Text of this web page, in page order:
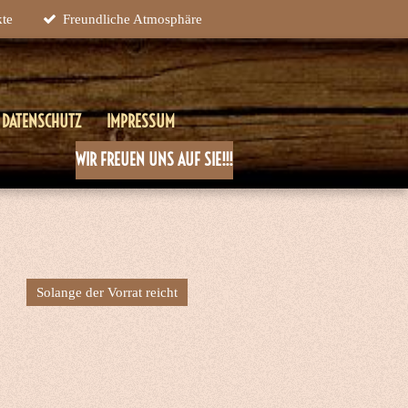
Freundliche Atmosphäre
DATENSCHUTZ
IMPRESSUM
WIR FREUEN UNS AUF SIE!!!
Solange der Vorrat reicht